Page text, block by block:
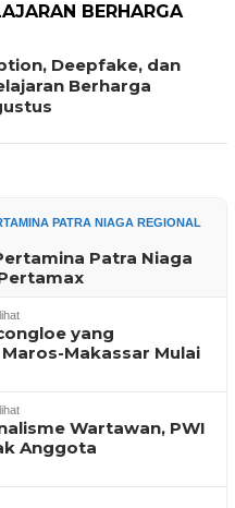
BERHARGA
Deepfake, dan
Berharga
PATRA NIAGA REGIONAL
Patra Niaga
yang
Makassar Mulai
Wartawan, PWI
Anggota